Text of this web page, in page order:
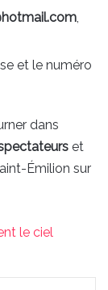
,
et le numéro
dans
et
Émilion sur
le ciel